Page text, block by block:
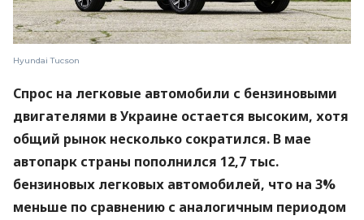
Hyundai Tucson
Спрос на легковые автомобили с бензиновыми
двигателями в Украине остается высоким, хотя
общий рынок несколько сократился. В мае
автопарк страны пополнился 12,7 тыс.
бензиновых легковых автомобилей, что на 3%
меньше по сравнению с аналогичным периодом